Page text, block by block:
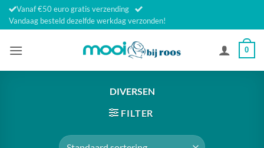
Ga
naar
Vanaf €50 euro gratis verzending
Vandaag besteld dezelfde werkdag verzonden!
0
DIVERSEN
FILTER